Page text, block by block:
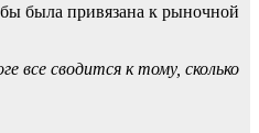
была привязана к рыночной
все сводится к тому, сколько